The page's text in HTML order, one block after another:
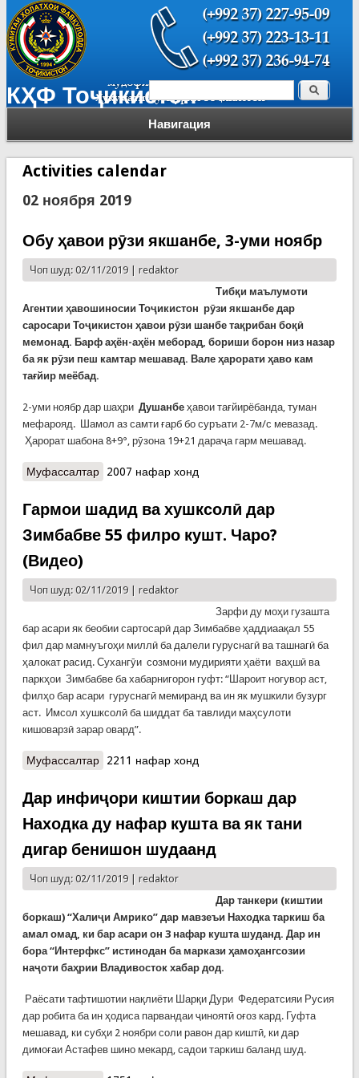
КҲФ Тоҷикистон
Навигация
Форма поиска Поиск
Activities calendar
02 ноября 2019
Обу ҳавои рӯзи якшанбе, 3-уми ноябр
Чоп шуд: 02/11/2019 | redaktor
Тибқи маълумоти
Агентии ҳавошиносии Тоҷикистон рӯзи якшанбе дар
саросари Тоҷикистон ҳавои рӯзи шанбе тақрибан боқӣ
мемонад. Барф аҳён-аҳён меборад, бориши борон низ назар
ба як рӯзи пеш камтар мешавад. Вале ҳарорати ҳаво кам
тағйир меёбад.
2-уми ноябр дар шаҳриДушанбе ҳавои тағйирёбанда, туман
мефарояд. Шамол аз самти ғарб бо суръати 2-7м/с мевазад.
Ҳарорат шабона 8+9°, рӯзона 19+21 дараҷа гарм мешавад.
Муфассалтаро Обу ҳавои рӯзи якшанбе, 3-уми ноябр
2007 нафар хонд
Гармои шадид ва хушксолӣ дар
Зимбабве 55 филро кушт. Чаро?
(Видео)
Чоп шуд: 02/11/2019 | redaktor
Зарфи ду моҳи гузашта
бар асари як беобии сартосарӣ дар Зимбабве ҳаддиаақал 55
фил дар мамнуъгоҳи миллӣ ба далели гуруснагӣ ва ташнагӣ ба
ҳалокат расид. Сухангӯи созмони мудирияти ҳаёти ваҳшӣ ва
паркҳои Зимбабве ба хабарнигорон гуфт: “Шароит ногувор аст,
филҳо бар асари гуруснагӣ мемиранд ва ин як мушкили бузург
аст. Имсол хушксолӣ ба шиддат ба тавлиди маҳсулоти
кишоварзӣ зарар овард”.
Муфассалтаро Гармои шадид ва хушксолӣ дар Зимбабве 55
2211 нафар хонд
Дар инфиҷори киштии боркаш дар
Находка ду нафар кушта ва як тани
дигар бенишон шудаанд
Чоп шуд: 02/11/2019 | redaktor
Дар танкери (киштии
боркаш) “Халиҷи Амрико” дар мавзеъи Находка таркиш ба
амал омад, ки бар асари он 3 нафар кушта шуданд. Дар ин
бора “Интерфкс” истинодан ба маркази ҳамоҳангсозии
наҷоти баҳрии Владивосток хабар дод.
Раёсати тафтишотии нақлиёти Шарқи Дури Федератсияи Русия
дар робита ба ин ҳодиса парвандаи ҷиноятӣ оғоз кард. Гуфта
мешавад, ки субҳи 2 ноябри соли равон дар киштӣ, ки дар
димоғаи Астафев шино мекард, садои таркиш баланд шуд.